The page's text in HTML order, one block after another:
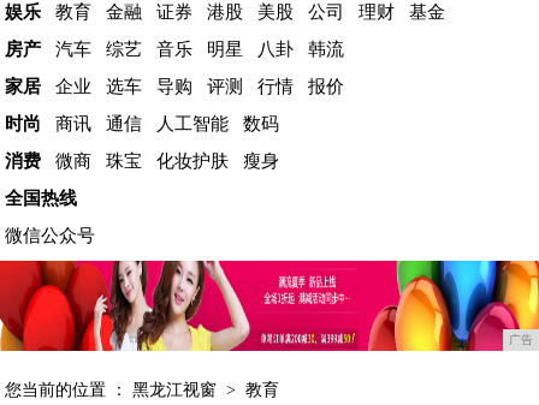
娱乐
教育 金融 证券 港股 美股 公司 理财
基金
房产
汽车 综艺 音乐 明星 八卦
韩流
家居
企业 选车 导购 评测 行情
报价
时尚
商讯 通信 人工智能
数码
消费
微商 珠宝 化妆护肤
瘦身
全国热线
微信公众号
广告
您当前的位置 ：黑龙江视窗 >教育